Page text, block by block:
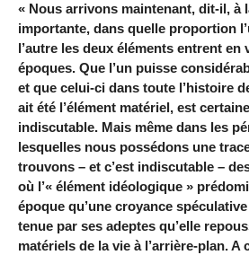
« Nous arrivons maintenant, dit-il, à
importante, dans quelle proportion
l’autre les deux éléments entrent
époques. Que l’un puisse
et que celui-ci dans toute l’histoire
ait été l’élément matériel, est
indiscutable. Mais même dans les
lesquelles nous possédons une
trouvons – et c’est indiscutable –
où l’« élément idéologique »
époque qu’une croyance
tenue par ses adeptes qu’elle
matériels de la vie à l’arrière-plan.